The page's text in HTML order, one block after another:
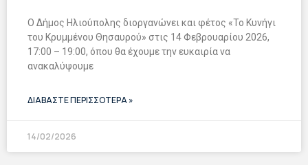
Ο Δήμος Ηλιούπολης διοργανώνει και φέτος «Το Κυνήγι
του Κρυμμένου Θησαυρού» στις 14 Φεβρουαρίου 2026,
17:00 – 19:00, όπου θα έχουμε την ευκαιρία να
ανακαλύψουμε
ΔΙΑΒΑΣΤΕ ΠΕΡΙΣΣΟΤΕΡΑ »
14/02/2026